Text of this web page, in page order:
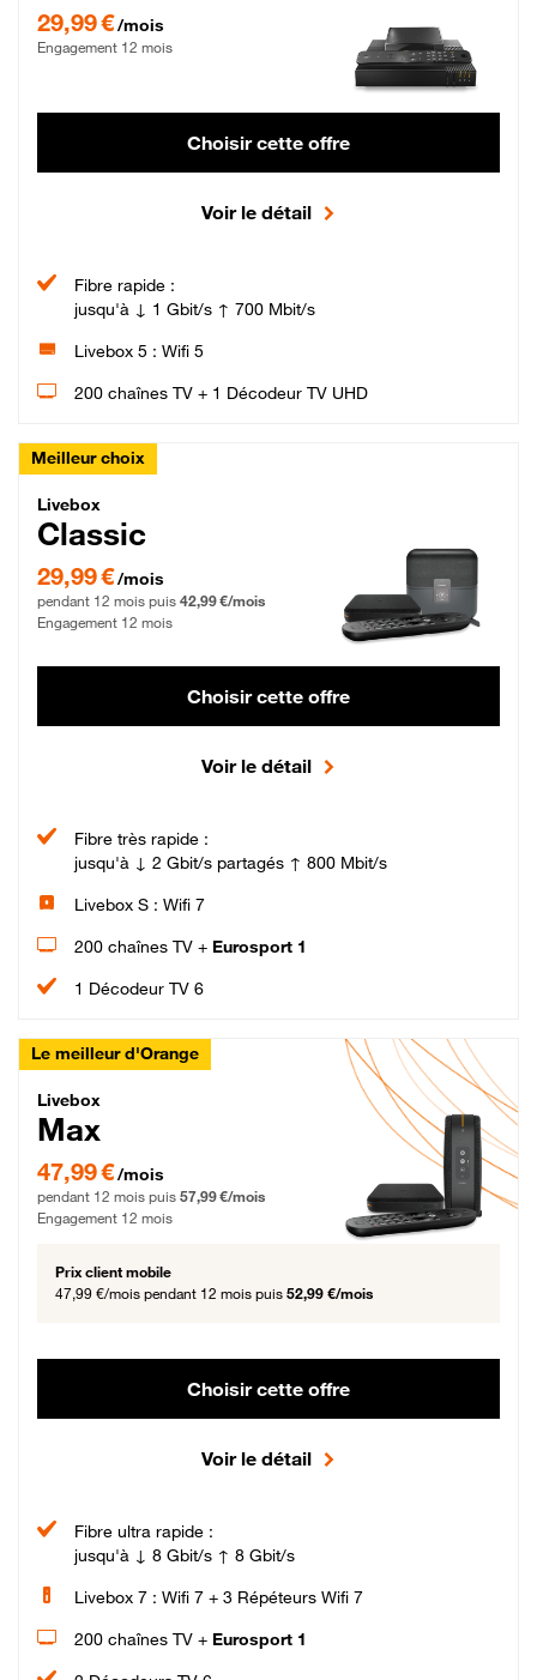
29,99 €/mois
Engagement 12 mois
Choisir cette offre
Voir le détail
Fibre rapide :
jusqu'à ↓ 1 Gbit/s ↑ 700 Mbit/s
Livebox 5 : Wifi 5
200 chaînes TV + 1 Décodeur TV UHD
Meilleur choix
Livebox Classic Fibre
Livebox
Classic
29,99 € par mois pendant 12 mois puis 42,99 € par mois, Engagement 12 mois
29,99 €/mois
pendant 12 mois puis 42,99 €/mois
Engagement 12 mois
Choisir cette offre
Voir le détail
Fibre très rapide :
jusqu'à ↓ 2 Gbit/s partagés ↑ 800 Mbit/s
Livebox S : Wifi 7
200 chaînes TV + Eurosport 1
1 Décodeur TV 6
Le meilleur d'Orange
Livebox Max Fibre
Livebox
Max
47,99 € par mois pendant 12 mois puis 57,99 € par mois, Engagement 12 mois
47,99 €/mois
pendant 12 mois puis 57,99 €/mois
Engagement 12 mois
Prix client mobile
47,99 €/mois pendant 12 mois puis 52,99 €/mois
Choisir cette offre
Voir le détail
Fibre ultra rapide :
jusqu'à ↓ 8 Gbit/s ↑ 8 Gbit/s
Livebox 7 : Wifi 7 + 3 Répéteurs Wifi 7
200 chaînes TV + Eurosport 1